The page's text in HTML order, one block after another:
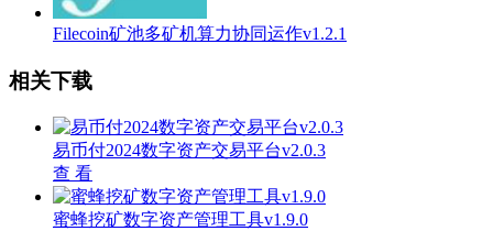
Filecoin矿池多矿机算力协同运作v1.2.1
相关下载
易币付2024数字资产交易平台v2.0.3
查 看
蜜蜂挖矿数字资产管理工具v1.9.0